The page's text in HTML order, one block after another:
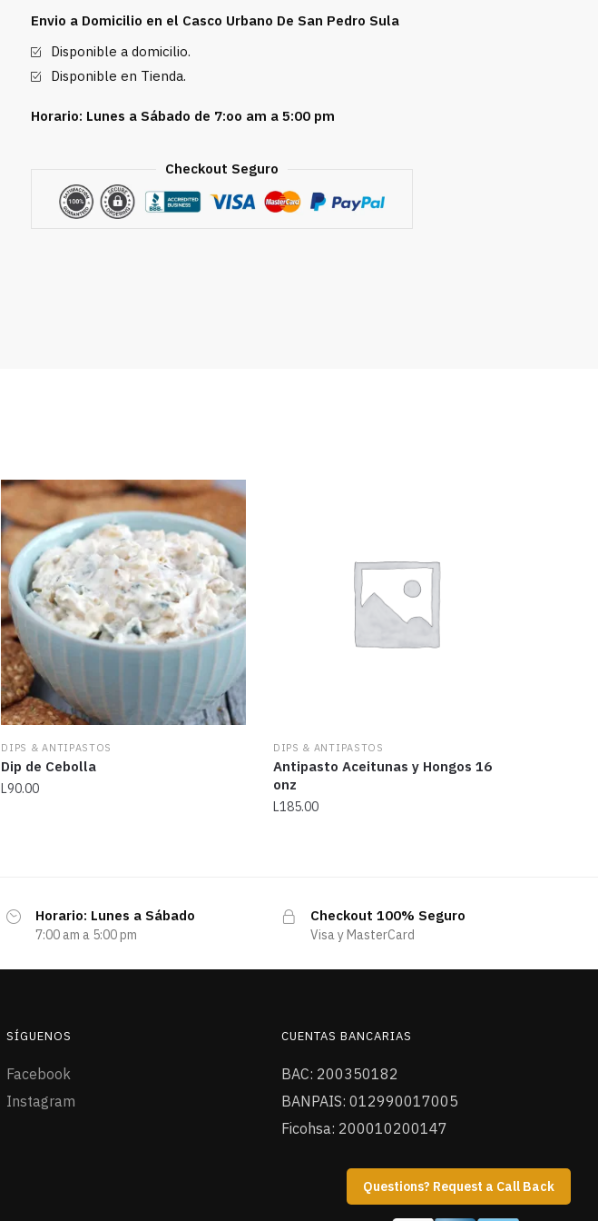
oz
cantidad
Envio a Domicilio en el Casco Urbano De San Pedro Sula
Disponible a domicilio.
Disponible en Tienda.
Horario: Lunes a Sábado de 7:oo am a 5:00 pm
Checkout Seguro
Questions? Request a Call Back
DIPS & ANTIPASTOS
Dip de Cebolla
L90.00
DIPS & ANTIPASTOS
Antipasto Aceitunas y Hongos 16
onz
L185.00
Horario: Lunes a Sábado
7:00 am a 5:00 pm
Checkout 100% Seguro
Visa y MasterCard
SÍGUENOS
Facebook
Instagram
CUENTAS BANCARIAS
BAC: 200350182
BANPAIS: 012990017005
Ficohsa: 200010200147